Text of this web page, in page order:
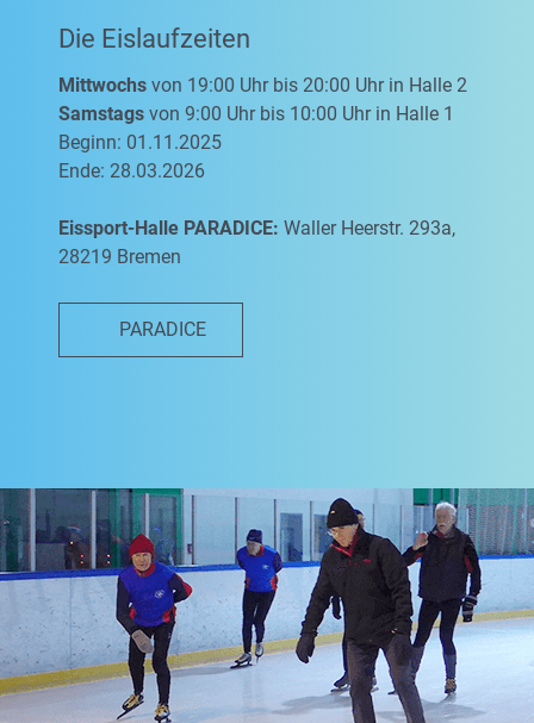
Die Eislaufzeiten
Mittwochs von 19:00 Uhr bis 20:00 Uhr in Halle 2
Samstags von 9:00 Uhr bis 10:00 Uhr in Halle 1
Beginn: 01.11.2025
Ende: 28.03.2026
Eissport-Halle PARADICE: Waller Heerstr. 293a,
28219 Bremen
PARADICE